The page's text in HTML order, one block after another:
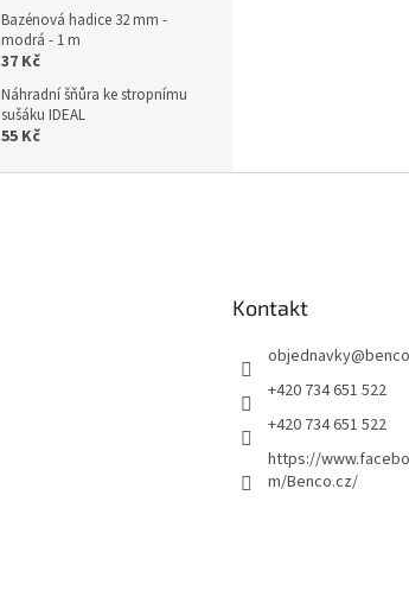
Bazénová hadice 32 mm -
modrá - 1 m
37 Kč
Náhradní šňůra ke stropnímu
sušáku IDEAL
55 Kč
Kontakt
objednavky@
+420 734 651 522
+420 734 651 522
https://
m/Benco.cz/